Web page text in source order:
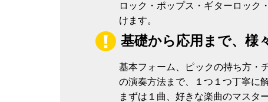
ロック・ポップス・ギターロック
けます。
基礎から応用まで、様
基本フォーム、ピックの持ち方・
の演奏方法まで、１つ１つ丁寧に
まずは１曲、好きな楽曲のマスタ